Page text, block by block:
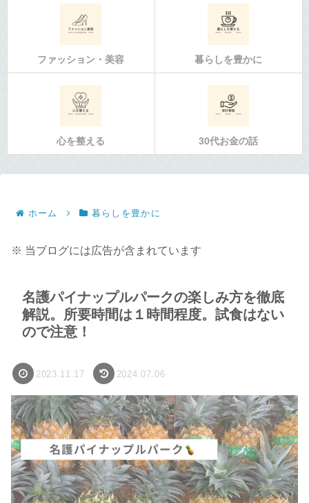
ファッション・美容 暮らしを豊かに
心を整える 30代お金の話
ホーム 暮らしを豊かに
※ 当ブログには広告が含まれています
名護パイナップルパークの楽しみ方を徹底
解説。所要時間は１時間程度。試食はない
ので注意！
2023.11.17 2024.07.06